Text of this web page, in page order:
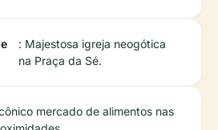
: Majestosa igreja neogótica
na Praça da Sé.
mercado de alimentos nas